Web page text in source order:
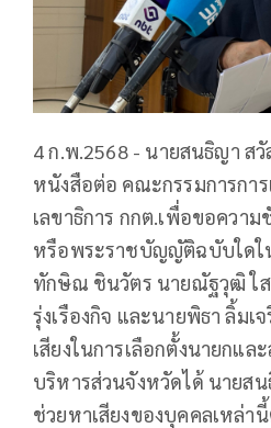
4 ก.พ.2568 - นายสนธิญา ส
หนังสือต่อ คณะกรรมการ​การ
เลขาธิการ กกต.เพื่อขอควา
หรือพระราชบัญญัติฉบับใดใ
ทักษิณ ชินวัตร นายณัฐวุฒิ ใส
รุ่งเรืองกิจ และนายพิธา ลิ้ม
เสียงในการเลือกตั้งนายกแล
บริหารส่วนจังหวัดได้ นายส
ช่วยหาเสียงของบุคคลเหล่า